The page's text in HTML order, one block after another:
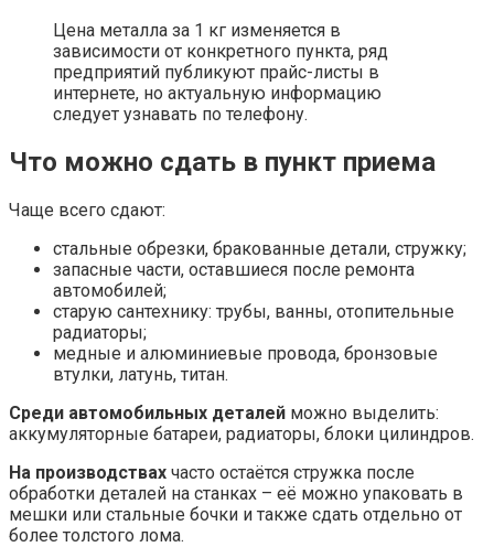
Цена металла за 1 кг изменяется в
зависимости от конкретного пункта, ряд
предприятий публикуют прайс-листы в
интернете, но актуальную информацию
следует узнавать по телефону.
Что можно сдать в пункт приема
Чаще всего сдают:
стальные обрезки, бракованные детали, стружку;
запасные части, оставшиеся после ремонта
автомобилей;
старую сантехнику: трубы, ванны, отопительные
радиаторы;
медные и алюминиевые провода, бронзовые
втулки, латунь, титан.
Среди автомобильных деталей можно выделить:
аккумуляторные батареи, радиаторы, блоки цилиндров.
На производствах часто остаётся стружка после
обработки деталей на станках – её можно упаковать в
мешки или стальные бочки и также сдать отдельно от
более толстого лома.